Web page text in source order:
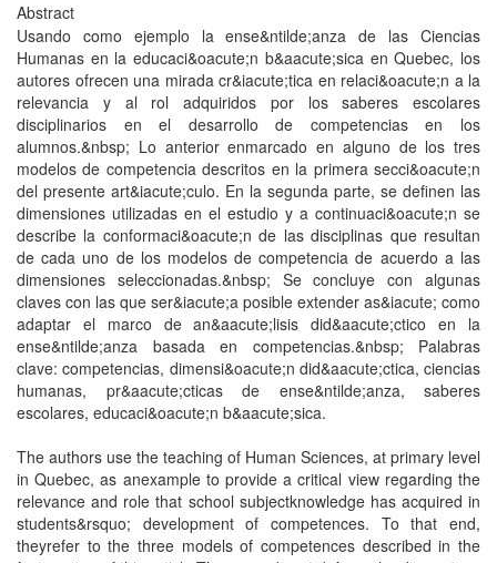
Abstract
Usando como ejemplo la ense&ntilde;anza de las Ciencias
Humanas en la educaci&oacute;n b&aacute;sica en Quebec, los
autores ofrecen una mirada cr&iacute;tica en relaci&oacute;n a la
relevancia y al rol adquiridos por los saberes escolares
disciplinarios en el desarrollo de competencias en los
alumnos.&nbsp; Lo anterior enmarcado en alguno de los tres
modelos de competencia descritos en la primera secci&oacute;n
del presente art&iacute;culo. En la segunda parte, se definen las
dimensiones utilizadas en el estudio y a continuaci&oacute;n se
describe la conformaci&oacute;n de las disciplinas que resultan
de cada uno de los modelos de competencia de acuerdo a las
dimensiones seleccionadas.&nbsp; Se concluye con algunas
claves con las que ser&iacute;a posible extender as&iacute; como
adaptar el marco de an&aacute;lisis did&aacute;ctico en la
ense&ntilde;anza basada en competencias.&nbsp; Palabras
clave: competencias, dimensi&oacute;n did&aacute;ctica, ciencias
humanas, pr&aacute;cticas de ense&ntilde;anza, saberes
escolares, educaci&oacute;n b&aacute;sica.
The authors use the teaching of Human Sciences, at primary level
in Quebec, as anexample to provide a critical view regarding the
relevance and role that school subjectknowledge has acquired in
students&rsquo; development of competences. To that end,
theyrefer to the three models of competences described in the